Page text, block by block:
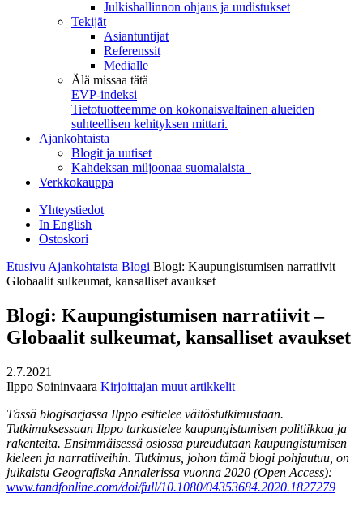
Julkishallinnon ohjaus ja uudistukset
Tekijät
Asiantuntijat
Referenssit
Medialle
Älä missaa tätä
EVP-indeksi
Tietotuotteemme on kokonaisvaltainen alueiden
suhteellisen kehityksen mittari.
Ajankohtaista
Blogit ja uutiset
Kahdeksan miljoonaa suomalaista
Verkkokauppa
Yhteystiedot
In English
Ostoskori
Etusivu Ajankohtaista Blogi Blogi: Kaupungistumisen narratiivit –
Globaalit sulkeumat, kansalliset avaukset
Blogi: Kaupungistumisen narratiivit –
Globaalit sulkeumat, kansalliset avaukset
2.7.2021
Ilppo Soininvaara Kirjoittajan muut artikkelit
Tässä blogisarjassa Ilppo esittelee väitöstutkimustaan.
Tutkimuksessaan Ilppo tarkastelee kaupungistumisen politiikkaa ja
rakenteita. Ensimmäisessä osiossa pureudutaan kaupungistumisen
kieleen ja narratiiveihin. Tutkimus, johon tämä blogi pohjautuu, on
julkaistu Geografiska Annalerissa vuonna 2020 (Open Access):
www.tandfonline.com/doi/full/10.1080/04353684.2020.1827279